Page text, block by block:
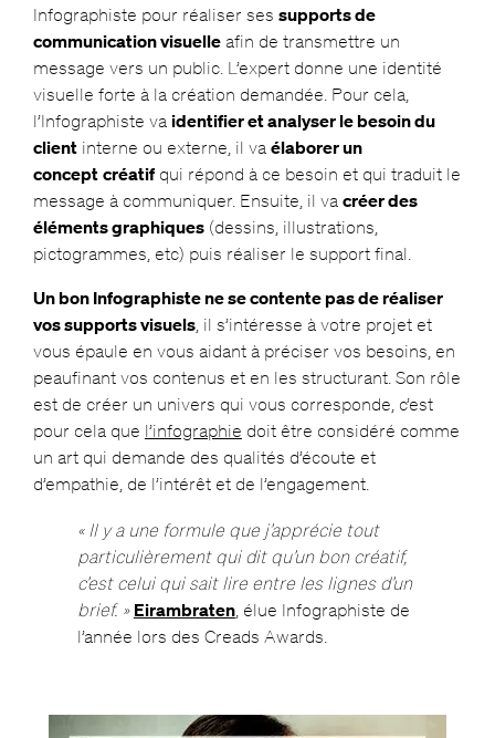
Infographiste pour réaliser ses supports de
communication visuelleafin de transmettre un
message vers un public. L’expert donne une identité
visuelle forte à la création demandée. Pour cela,
l’Infographiste va identifier et analyser le besoin du
clientinterne ou externe, il va élaborer un
concept créatifqui répond à ce besoin et qui traduit le
message à communiquer. Ensuite, il va créer des
éléments graphiques(dessins, illustrations,
pictogrammes, etc) puis réaliser le support final.
Un bon Infographiste ne se contente pas de réaliser
vos supports visuels, il s’intéresse à votre projet et
vous épaule en vous aidant à préciser vos besoins, en
peaufinant vos contenus et en les structurant. Son rôle
est de créer un univers qui vous corresponde, c’est
pour cela que l’infographie doit être considéré comme
un art qui demande des qualités d’écoute et
d’empathie, de l’intérêt et de l’engagement.
« Il y a une formule que j’apprécie tout
particulièrement qui dit qu’un bon créatif,
c’est celui qui sait lire entre les lignes d’un
brief. » Eirambraten, élue Infographiste de
l’année lors des Creads Awards.